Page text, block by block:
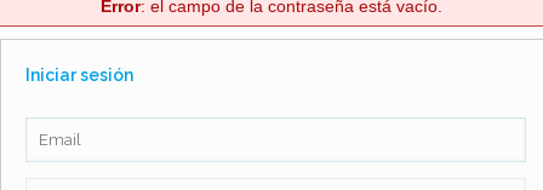
Error: el campo de la contraseña está vacío.
Iniciar sesión